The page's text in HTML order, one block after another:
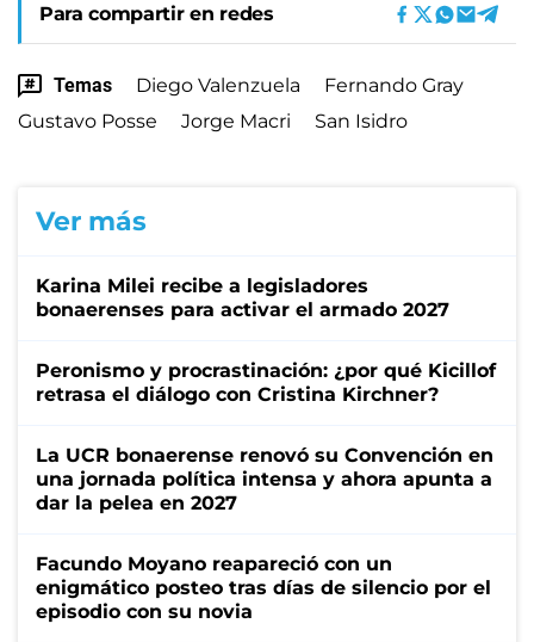
Para compartir en redes
Temas Diego Valenzuela
Fernando Gray
Gustavo Posse
Jorge Macri San Isidro
Ver más
Karina Milei recibe a legisladores
bonaerenses para activar el armado 2027
Peronismo y procrastinación: ¿por qué Kicillof
retrasa el diálogo con Cristina Kirchner?
La UCR bonaerense renovó su Convención en
una jornada política intensa y ahora apunta a
dar la pelea en 2027
Facundo Moyano reapareció con un
enigmático posteo tras días de silencio por el
episodio con su novia